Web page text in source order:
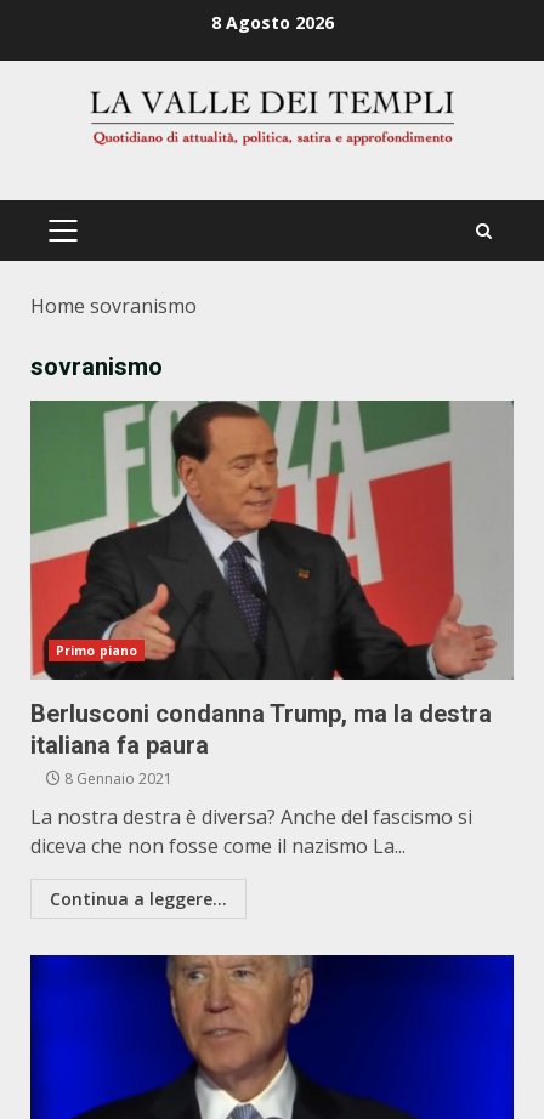
8 Agosto 2026
PRIMÄRES
Home sovranismo
sovranismo
Primo piano
Berlusconi condanna Trump, ma la destra
italiana fa paura
8 Gennaio 2021
La nostra destra è diversa? Anche del fascismo si
diceva che non fosse come il nazismo La...
Continua a leggere...